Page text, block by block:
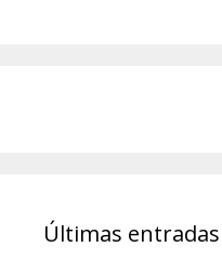
Últimas entradas